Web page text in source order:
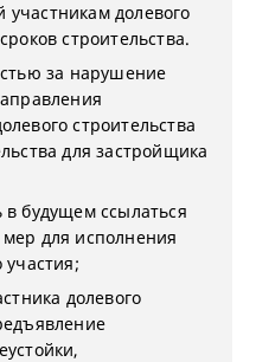
долевого
строительства.
за нарушение
строительства
для застройщика
будущем ссылаться
для исполнения
участия;
долевого